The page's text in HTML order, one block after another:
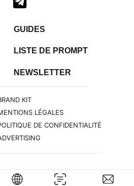
GUIDES
LISTE DE PROMPT
NEWSLETTER
KIT
LÉGALES
DE CONFIDENTIALITÉ